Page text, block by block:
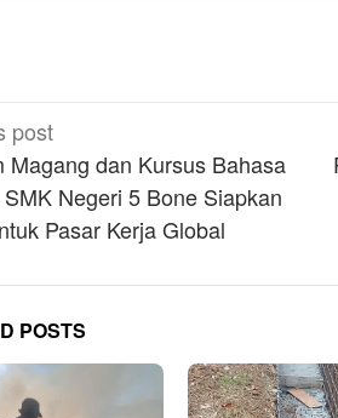
post
Magang dan Kursus Bahasa
Negeri 5 Bone Siapkan
Pasar Kerja Global
POSTS